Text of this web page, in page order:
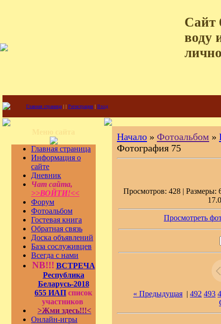
Сайт
воду
Главная страница | | Регистрация | Вход
Главная страница
Информация о
сайте
Дневник
Чат сайта,
>>ВОЙТИ!<<
Форум
Фотоальбом
Гостевая книга
Обратная связь
Доска объявлений
База сослуживцев
Всегда с нами
NB!!! ВСТРЕЧА
Республика
Беларусь-2018
655 ИАП список
участников
>Жми здесь!!!<
Онлайн-игры
Начало » Фотоальбом »
Фотография 75
Просмотров: 428 | Размеры:
Просмотреть
« Предыдущая | 492 493